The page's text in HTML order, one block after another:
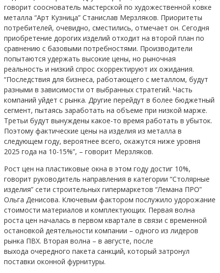
говорит сооснователь мастерской по художественной ковке
металла “Арт Кузница” Станислав Мерзляков. Приоритеты
потребителей, очевидно, сместились, отмечает он. Сегодня
приобретение дорогих изделий отходит на второй план по
сравнению с базовыми потребностями. Производители
попытаются удержать высокие цены, но рыночная
реальность и низкий спрос скорректируют их ожидания.
“Последствия для бизнеса, работающего с металлом, будут
разными в зависимости от выбранных стратегий. Часть
компаний уйдет с рынка. Другие перейдут в более бюджетный
сегмент, пытаясь заработать на объеме при низкой марже.
Третьи будут вынуждены какое-то время работать в убыток.
Поэтому фактические цены на изделия из металла в
следующем году, вероятнее всего, окажутся ниже уровня
2025 года на 10-15%”, – говорит Мерзляков.
Рост цен на пластиковые окна в этом году достиг 10%,
говорит руководитель направления в категории “Столярные
изделия” сети строительных гипермаркетов “Лемана ПРО”
Ольга Денисова. Ключевым фактором послужило удорожание
стоимости материалов и комплектующих. Первая волна
роста цен началась в первом квартале в связи с временной
остановкой деятельности компании – одного из лидеров
рынка ПВХ. Вторая волна – в августе, после
выхода очередного пакета санкций, который затронул
поставки оконной фурнитуры.